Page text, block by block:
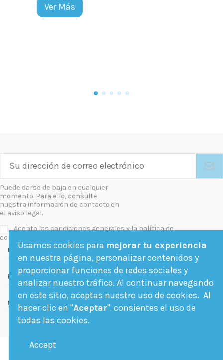
Puede darse de baja en cualquier
momento. Para ello, consulte
nuestra información de contacto en
el aviso legal.
Acepto las condiciones generales y la política de
confidencialidad
Contact us
Follow us
Newsletter
Usamos cookies para mejorar tu experiencia
en nuestra página, personalizar contenidos y
proporcionar funciones de redes sociales y
analizar nuestro tráfico. Al continuar navegando
en este sitio, aceptas nuestro uso de cookies. Al
hacer clic en "Aceptar", consientes el uso de
todas las cookies.
Accept